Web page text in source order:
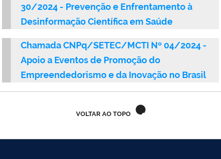
Ministério da Indústria, Comércio Exterior e Serviços
Ministério de Minas e Energia
Ministério do Planejamento, Desenvolvimento e Gestão
Ministério da Ciência, Tecnologia, Inovações e Comunicações
Ministério do Meio Ambiente
Ministério do Esporte
30/2024 - Prevenção e Enfrentamento à
Desinformação Científica em Saúde
Chamada CNPq/SETEC/MCTI Nº 04/2024 -
Apoio a Eventos de Promoção do
Empreendedorismo e da Inovação no Brasil
VOLTAR AO TOPO